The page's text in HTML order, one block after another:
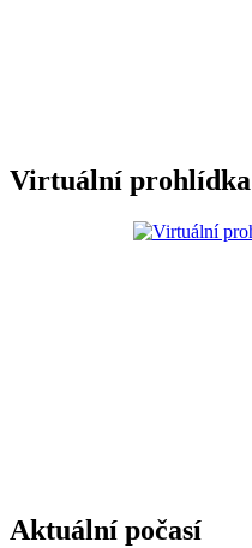
Virtuální prohlídka
Aktuální počasí